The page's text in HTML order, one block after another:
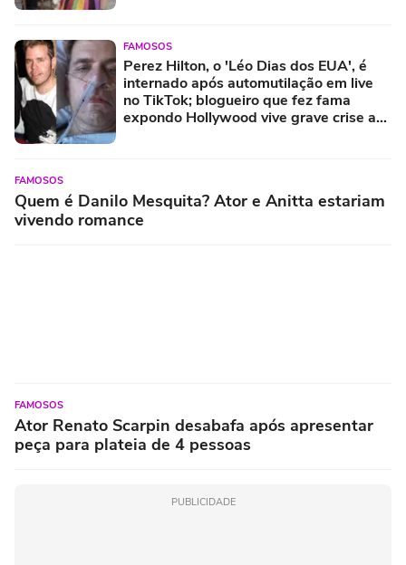
FAMOSOS
Perez Hilton, o 'Léo Dias dos EUA', é
internado após automutilação em live
no TikTok; blogueiro que fez fama
expondo Hollywood vive grave crise aos
FAMOSOS
Quem é Danilo Mesquita? Ator e Anitta estariam
vivendo romance
FAMOSOS
Ator Renato Scarpin desabafa após apresentar
peça para plateia de 4 pessoas
PUBLICIDADE